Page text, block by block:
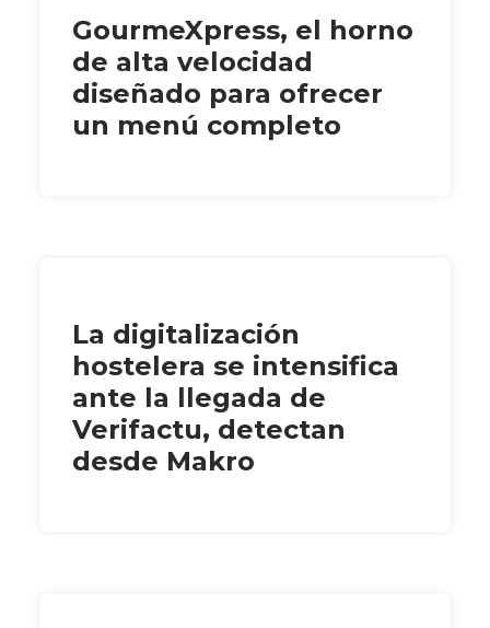
GourmeXpress, el horno
de alta velocidad
diseñado para ofrecer
un menú completo
La digitalización
hostelera se intensifica
ante la llegada de
Verifactu, detectan
desde Makro